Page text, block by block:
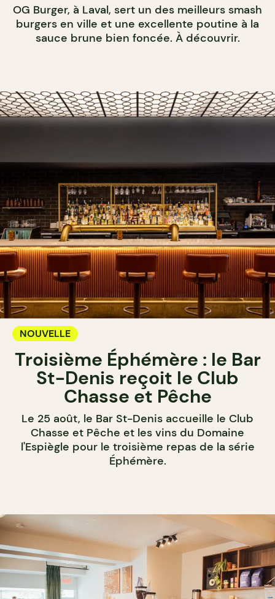
OG Burger, à Laval, sert un des meilleurs smash
burgers en ville et une excellente poutine à la
sauce brune bien foncée. À découvrir.
NOUVELLE
Troisième Éphémère : le Bar
St-Denis reçoit le Club
Chasse et Pêche
Le 25 août, le Bar St-Denis accueille le Club
Chasse et Pêche et les vins du Domaine
l'Espiègle pour le troisième repas de la série
Éphémère.